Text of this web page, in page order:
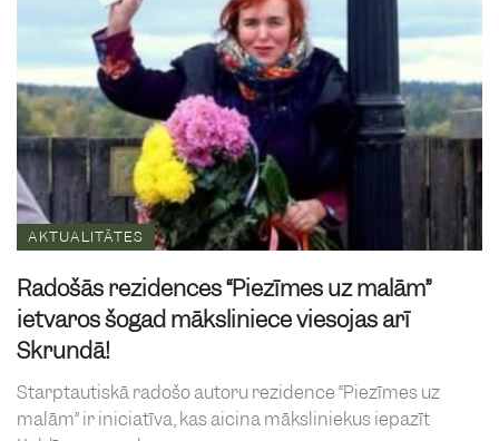
AKTUALITĀTES
Radošās rezidences “Piezīmes uz malām”
ietvaros šogad māksliniece viesojas arī
Skrundā!
Starptautiskā radošo autoru rezidence “Piezīmes uz
malām” ir iniciatīva, kas aicina māksliniekus iepazīt